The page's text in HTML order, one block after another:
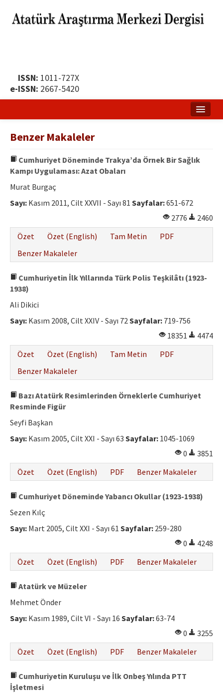
ISSN: 1011-727X
e-ISSN: 2667-5420
Yayın Politikası
Dergi Kurulları
Yayın İlkeleri
Etik İlkeler
İletişim
Benzer Makaleler
Cumhuriyet Döneminde Trakya’da Örnek Bir Sağlık
Kampı Uygulaması: Azat Obaları
Murat Burgaç
Sayı: Kasım 2011, Cilt XXVII - Sayı 81 Sayfalar:651-672
2776
2460
Özet
Özet (English) Tam Metin
PDF
Benzer Makaleler
Cumhuriyetin İlk Yıllarında Türk Polis Teşkilâtı (1923-
1938)
Ali Dikici
Sayı: Kasım 2008, Cilt XXIV - Sayı 72Sayfalar: 719-756
18351
4474
Özet
Özet (English) Tam Metin
PDF
Benzer Makaleler
Bazı Atatürk Resimlerinden Örneklerle Cumhuriyet
Resminde Figür
Seyfi Başkan
Sayı: Kasım 2005, Cilt XXI - Sayı 63 Sayfalar: 1045-1069
0
3851
Özet
Özet (English) PDF Benzer Makaleler
Cumhuriyet Döneminde Yabancı Okullar (1923-1938)
Sezen Kılç
Sayı: Mart 2005, Cilt XXI - Sayı 61 Sayfalar: 259-280
0
4248
Özet
Özet (English) PDF Benzer Makaleler
Atatürk ve Müzeler
Mehmet Önder
Sayı: Kasım 1989, Cilt VI - Sayı 16 Sayfalar:63-74
0
3255
Özet
Özet (English) PDF Benzer Makaleler
Cumhuriyetin Kuruluşu ve İlk Onbeş Yılında PTT
İşletmesi